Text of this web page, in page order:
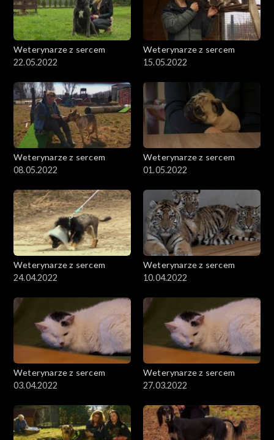
Weterynarze z sercem
22.05.2022
Weterynarze z sercem
15.05.2022
Weterynarze z sercem
08.05.2022
Weterynarze z sercem
01.05.2022
Weterynarze z sercem
24.04.2022
Weterynarze z sercem
10.04.2022
Weterynarze z sercem
03.04.2022
Weterynarze z sercem
27.03.2022